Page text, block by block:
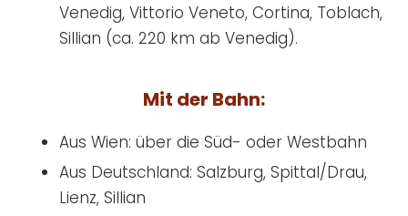
Venedig, Vittorio Veneto, Cortina, Toblach,
Sillian (ca. 220 km ab Venedig).
Mit der Bahn:
Aus Wien: über die Süd- oder Westbahn
Aus Deutschland: Salzburg, Spittal/Drau,
Lienz, Sillian